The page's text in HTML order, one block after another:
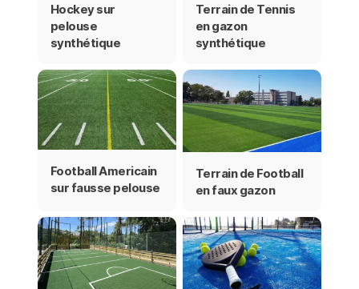
Hockey sur
pelouse
synthétique
Terrain de Tennis
en gazon
synthétique
Football Americain
sur fausse pelouse
Terrain de Football
en faux gazon